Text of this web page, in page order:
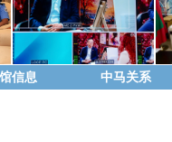
信息 中马关系